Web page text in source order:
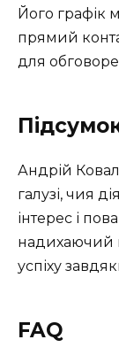
Його графік
прямий
для
Андрій
галузі, чия
інтерес і
надихаючий
успіху
FAQ